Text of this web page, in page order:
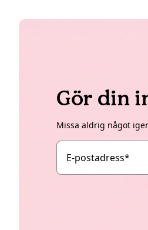
Gör din
Missa aldrig något
E-postadress*